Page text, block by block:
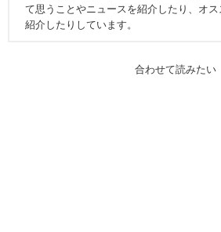
て思うことやニュースを紹介したり、オ
紹介したりしています。
合わせて読みたい